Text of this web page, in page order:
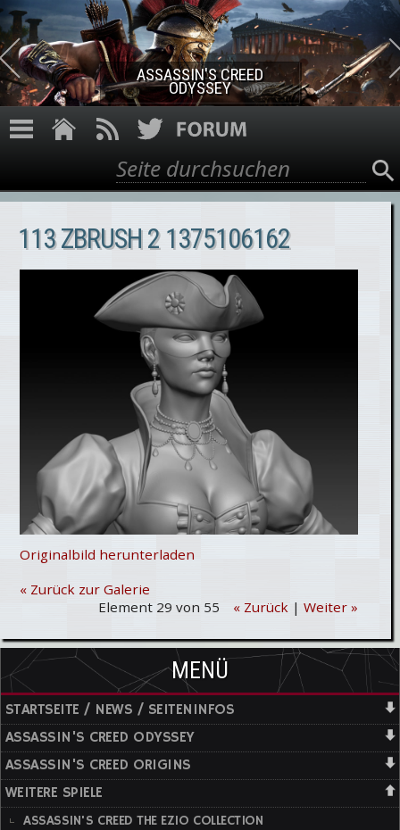
Direkt zum Inhalt
ASSASSIN'S CREED
ODYSSEY
Suchformular
Suche
113 ZBRUSH 2 1375106162
Originalbild herunterladen
« Zurück zur Galerie
Element 29 von 55
« Zurück| Weiter »
MENÜ
STARTSEITE / NEWS / SEITENINFOS
ASSASSIN'S CREED ODYSSEY
ASSASSIN'S CREED ORIGINS
WEITERE SPIELE
ASSASSIN'S CREED THE EZIO COLLECTION